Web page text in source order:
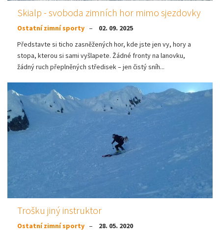
Skialp - svoboda zimních hor mimo sjezdovky
Ostatní zimní sporty
02. 09. 2025
Představte si ticho zasněžených hor, kde jste jen vy, hory a
stopa, kterou si sami vyšlapete. Žádné fronty na lanovku,
žádný ruch přeplněných středisek – jen čistý sníh...
Trošku jiný instruktor
Ostatní zimní sporty
28. 05. 2020